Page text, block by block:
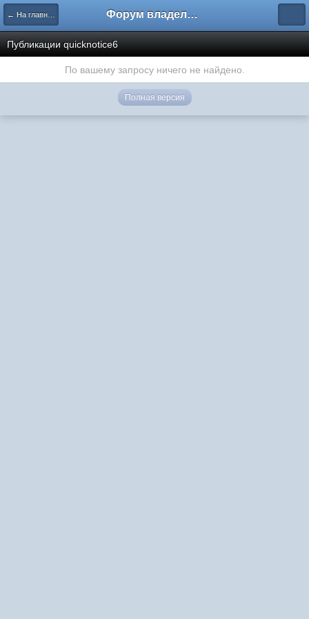
← На главную Форум владельцев интернет-магазинов
Публикации quicknotice6
По вашему запросу ничего не найдено.
Полная версия